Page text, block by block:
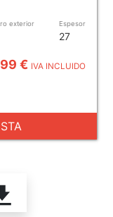
exterior Espesor
27
€ IVA INCLUIDO